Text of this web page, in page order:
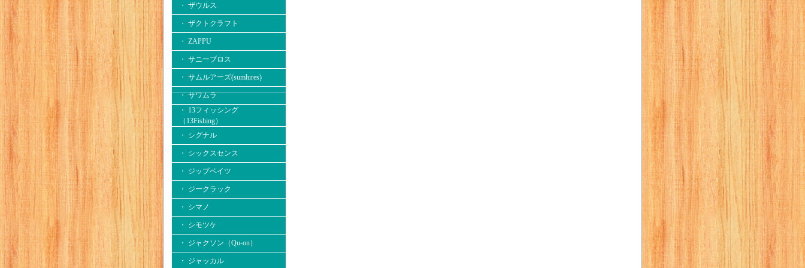
・ ザウルス
・ ザクトクラフト
・ ZAPPU
・ サニーブロス
・ サムルアーズ(sumlures)
・ サワムラ
・ 13フィッシング
（13Fishing）
・ シグナル
・ シックスセンス
・ ジップベイツ
・ ジークラック
・ シマノ
・ シモツケ
・ ジャクソン（Qu-on）
・ ジャッカル